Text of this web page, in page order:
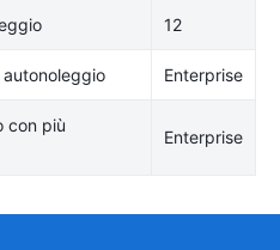
12
Enterprise
con più
Enterprise